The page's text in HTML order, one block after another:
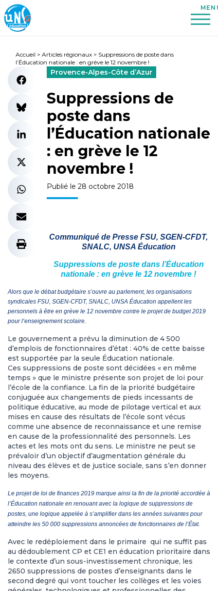
Accueil > Articles régionaux > Suppressions de poste dans
l’Éducation nationale : en grève le 12 novembre !
Provence-Alpes-Côte d’Azur
Suppressions de
poste dans
l’Éducation nationale
: en grève le 12
novembre !
Publié le 28 octobre 2018
Communiqué de Presse FSU, SGEN-CFDT,
SNALC, UNSA Éducation
Suppressions de poste dans l’Éducation
nationale : en grève le 12 novembre !
Alors que le débat budgétaire s’ouvre au parlement, les organisations
syndicales FSU, SGEN-CFDT, SNALC, UNSA Éducation appellent les
personnels à être en grève le 12 novembre contre le projet de budget 2019
pour l’enseignement scolaire.
Le gouvernement a prévu la diminution de 4 500
d’emplois de fonctionnaires d’état : 40% de cette baisse
est supportée par la seule Éducation nationale.
Ces suppressions de poste sont décidées « en même
temps » que le ministre présente son projet de loi pour
l’école de la confiance. La fin de la priorité budgétaire
conjuguée aux changements de pieds incessants de
politique éducative, au mode de pilotage vertical et aux
mises en cause des résultats de l’école sont vécus
comme une absence de reconnaissance et une remise
en cause de la professionnalité des personnels. Les
actes et les mots ont du sens. Le ministre ne peut se
prévaloir d’un objectif d’augmentation générale du
niveau des élèves et de justice sociale, sans s’en donner
les moyens.
Le projet de loi de finances 2019 marque ainsi la fin de la priorité accordée à
l’Éducation nationale en renouant avec la logique de suppressions de
postes, une logique appelée à s’amplifier dans les années suivantes pour
atteindre les 50 000 suppressions annoncées de fonctionnaires de l’État.
Avec le redéploiement dans le primaire qui ne suffit pas
au dédoublement CP et CE1 en éducation prioritaire dans
le contexte d’un sous-investissement chronique, les
2650 suppressions de postes d’enseignants dans le
second degré qui vont toucher les collèges et les voies